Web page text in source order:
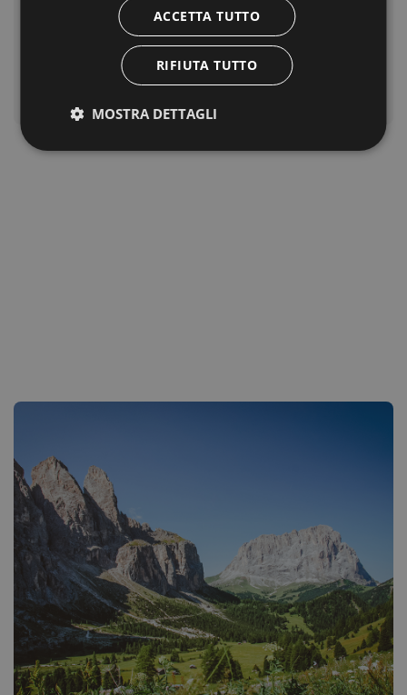
possibile toccare con mano lanatura
di questa terra, avvistare la fauna
libera nel proprio habitat naturale, e scoprire tutti
colori e le sfumature della natura selvaggia
ACCETTA TUTTO
RIFIUTA TUTTO
MOSTRA DETTAGLI